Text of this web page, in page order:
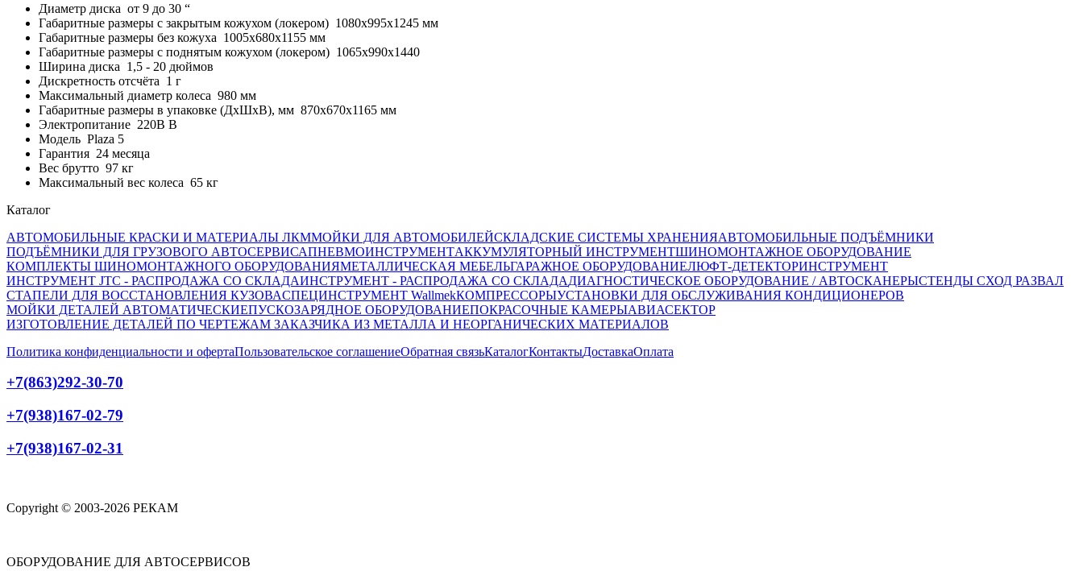
Диаметр диска от 9 до 30 “
Габаритные размеры с закрытым кожухом (локером) 1080х995х1245 мм
Габаритные размеры без кожуха 1005х680х1155 мм
Габаритные размеры с поднятым кожухом (локером) 1065х990х1440
Ширина диска 1,5 - 20 дюймов
Дискретность отсчёта 1 г
Максимальный диаметр колеса 980 мм
Габаритные размеры в упаковке (ДхШхВ), мм 870х670х1165 мм
Электропитание 220В В
Модель Plaza 5
Гарантия 24 месяца
Вес брутто 97 кг
Максимальный вес колеса 65 кг
Каталог
АВТОМОБИЛЬНЫЕ КРАСКИ И МАТЕРИАЛЫ ЛКММОЙКИ ДЛЯ АВТОМОБИЛЕЙСКЛАДСКИЕ СИСТЕМЫ ХРАНЕНИЯАВТОМОБИЛЬНЫЕ ПОДЪЁМНИКИ
ПОДЪЁМНИКИ ДЛЯ ГРУЗОВОГО АВТОСЕРВИСАПНЕВМОИНСТРУМЕНТАККУМУЛЯТОРНЫЙ ИНСТРУМЕНТШИНОМОНТАЖНОЕ ОБОРУДОВАНИЕ
КОМПЛЕКТЫ ШИНОМОНТАЖНОГО ОБОРУДОВАНИЯМЕТАЛЛИЧЕСКАЯ МЕБЕЛЬГАРАЖНОЕ ОБОРУДОВАНИЕЛЮФТ-ДЕТЕКТОРИНСТРУМЕНТ
ИНСТРУМЕНТ JTC - РАСПРОДАЖА СО СКЛАДАИНСТРУМЕНТ - РАСПРОДАЖА СО СКЛАДАДИАГНОСТИЧЕСКОЕ ОБОРУДОВАНИЕ / АВТОСКАНЕРЫСТЕНДЫ СХОД РАЗВАЛ
СТАПЕЛИ ДЛЯ ВОССТАНОВЛЕНИЯ КУЗОВАСПЕЦИНСТРУМЕНТ WallmekКОМПРЕССОРЫУСТАНОВКИ ДЛЯ ОБСЛУЖИВАНИЯ КОНДИЦИОНЕРОВ
МОЙКИ ДЕТАЛЕЙ АВТОМАТИЧЕСКИЕПУСКОЗАРЯДНОЕ ОБОРУДОВАНИЕПОКРАСОЧНЫЕ КАМЕРЫАВИАСЕКТОР
ИЗГОТОВЛЕНИЕ ДЕТАЛЕЙ ПО ЧЕРТЕЖАМ ЗАКАЗЧИКА ИЗ МЕТАЛЛА И НЕОРГАНИЧЕСКИХ МАТЕРИАЛОВ
Политика конфиденциальности и офертаПользовательское соглашениеОбратная связьКаталогКонтактыДоставкаОплата
+7(863)292-30-70
+7(938)167-02-79
+7(938)167-02-31
Copyright © 2003-2026 РЕКАМ
ОБОРУДОВАНИЕ ДЛЯ АВТОСЕРВИСОВ